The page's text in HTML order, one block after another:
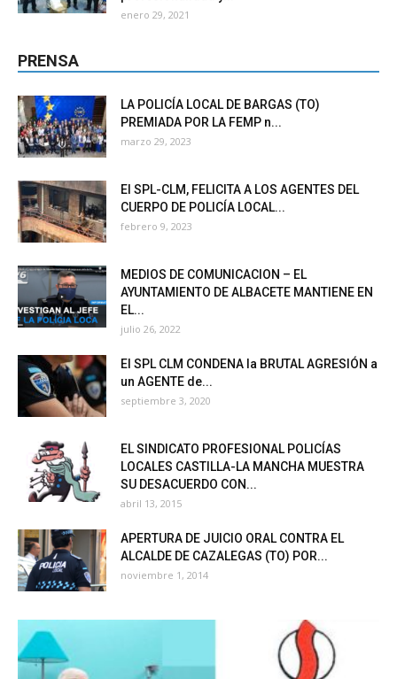
enero 29, 2021
PRENSA
LA POLICÍA LOCAL DE BARGAS (TO)
PREMIADA POR LA FEMP n...
marzo 29, 2023
El SPL-CLM, FELICITA A LOS AGENTES DEL
CUERPO DE POLICÍA LOCAL...
febrero 9, 2023
MEDIOS DE COMUNICACION – EL
AYUNTAMIENTO DE ALBACETE MANTIENE EN
EL...
julio 26, 2022
El SPL CLM CONDENA la BRUTAL AGRESIÓN a
un AGENTE de...
septiembre 3, 2020
EL SINDICATO PROFESIONAL POLICÍAS
LOCALES CASTILLA-LA MANCHA MUESTRA
SU DESACUERDO CON...
abril 13, 2015
APERTURA DE JUICIO ORAL CONTRA EL
ALCALDE DE CAZALEGAS (TO) POR...
noviembre 1, 2014